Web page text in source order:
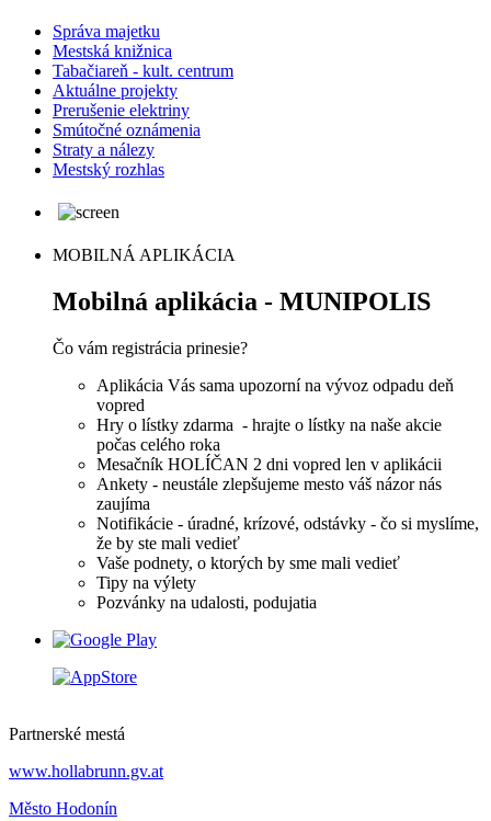
Správa majetku
Mestská knižnica
Tabačiareň - kult. centrum
Aktuálne projekty
Prerušenie elektriny
Smútočné oznámenia
Straty a nálezy
Mestský rozhlas
MOBILNÁ APLIKÁCIA
Mobilná aplikácia - MUNIPOLIS
Čo vám registrácia prinesie?
Aplikácia Vás sama upozorní na vývoz odpadu deň
vopred
Hry o lístky zdarma - hrajte o lístky na naše akcie
počas celého roka
Mesačník HOLÍČAN 2 dni vopred len v aplikácii
Ankety - neustále zlepšujeme mesto váš názor nás
zaujíma
Notifikácie - úradné, krízové, odstávky - čo si myslíme,
že by ste mali vedieť
Vaše podnety, o ktorých by sme mali vedieť
Tipy na výlety
Pozvánky na udalosti, podujatia
Partnerské mestá
www.hollabrunn.gv.at
Město Hodonín